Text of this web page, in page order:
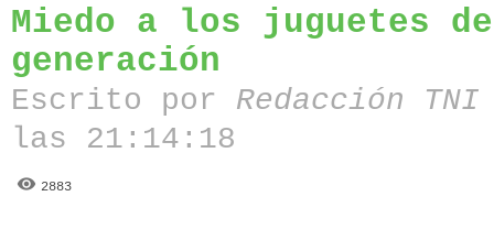
Miedo a los juguetes
generación
Escrito por Redacción
las 21:14:18
2883